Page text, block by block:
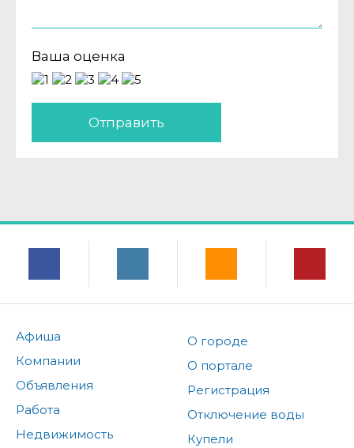
Ваша оценка
Отправить
Афиша
Компании
Объявления
Работа
Недвижимость
О городе
О портале
Регистрация
Отключение воды
Купели